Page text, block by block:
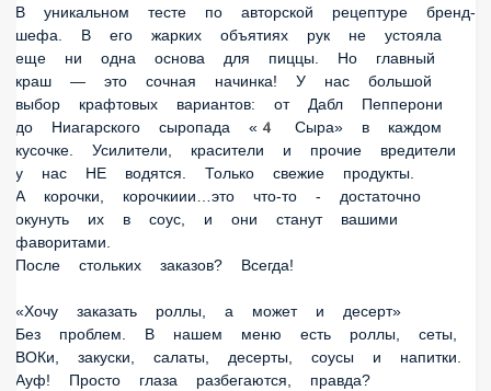
его жарких объятиях рук не устояла еще ни одна основа
для пиццы. Но главный краш — это сочная начинка! У нас
большой выбор крафтовых вариантов: от Дабл Пепперони
до Ниагарского сыропада «4 Сыра» в каждом кусочке.
Усилители, красители и прочие вредители у нас НЕ
водятся. Только свежие продукты.
А корочки, корочкиии…это что-то - достаточно окунуть их в
соус, и они станут вашими фаворитами.
После стольких заказов? Всегда!
«Хочу заказать роллы, а может и десерт»
Без проблем. В нашем меню есть роллы, сеты, ВОКи,
глаза разбегаются, правда?
А если вам сложно сделать выбор, friendly-менеджер
поможет собрать блюдо именно для вас. Да, мы ценим
индивидуальный подход к каждому.